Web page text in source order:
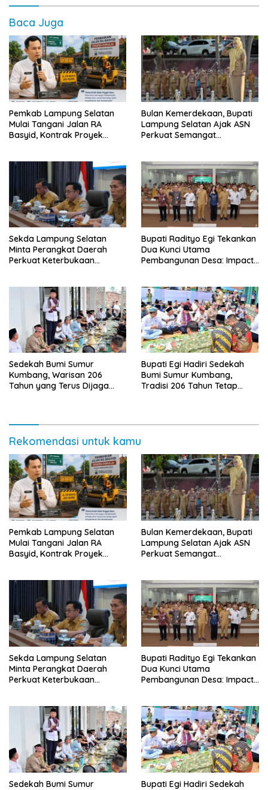
Baca Juga
Pemkab Lampung Selatan
Mulai Tangani Jalan RA
Basyid, Kontrak Proyek
Bulan Kemerdekaan, Bupati
Lampung Selatan Ajak ASN
Perkuat Semangat
Sekda Lampung Selatan
Minta Perangkat Daerah
Perkuat Keterbukaan
Bupati Radityo Egi Tekankan
Dua Kunci Utama
Pembangunan Desa: Impact
Sedekah Bumi Sumur
Kumbang, Warisan 206
Tahun yang Terus Dijaga
Bupati Egi Hadiri Sedekah
Bumi Sumur Kumbang,
Tradisi 206 Tahun Tetap
Rekomendasi untuk kamu
Pemkab Lampung Selatan
Mulai Tangani Jalan RA
Basyid, Kontrak Proyek
Bulan Kemerdekaan, Bupati
Lampung Selatan Ajak ASN
Perkuat Semangat
Sekda Lampung Selatan
Minta Perangkat Daerah
Perkuat Keterbukaan
Bupati Radityo Egi Tekankan
Dua Kunci Utama
Pembangunan Desa: Impact
Sedekah Bumi Sumur
Bupati Egi Hadiri Sedekah